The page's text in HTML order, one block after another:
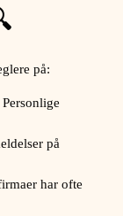
på:
Personlige
på
har ofte